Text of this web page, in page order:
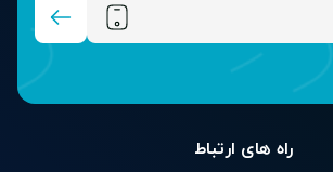
راه های ارتباط